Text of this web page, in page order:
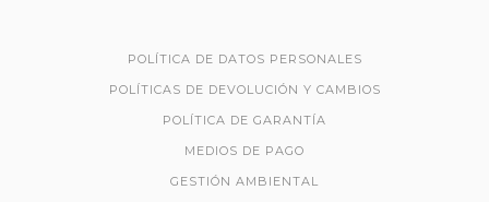
POLÍTICA DE DATOS PERSONALES
POLÍTICAS DE DEVOLUCIÓN Y CAMBIOS
POLÍTICA DE GARANTÍA
MEDIOS DE PAGO
GESTIÓN AMBIENTAL